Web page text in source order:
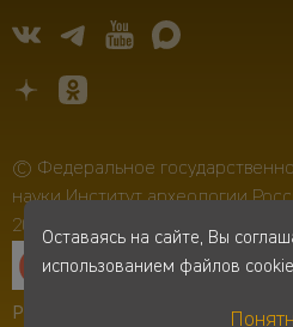
© Федеральное
науки Институт археологии
2006–2026
Разработка сайта Infospice
Оставаясь на сайте, Вы
использованием файлов